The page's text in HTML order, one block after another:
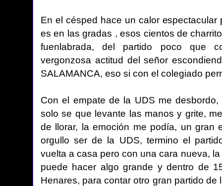
En el césped hace un calor
es en las gradas , esos cientos de
fuenlabrada, del partido poco que
vergonzosa actitud del señor
SALAMANCA, eso si con el colegiado
Con el empate de la UDS me
solo se que levante las manos y grite,
de llorar, la emoción me podía, un gran
orgullo ser de la UDS, termino el
vuelta a casa pero con una cara nueva,
puede hacer algo grande y dentro de
Henares, para contar otro gran partido